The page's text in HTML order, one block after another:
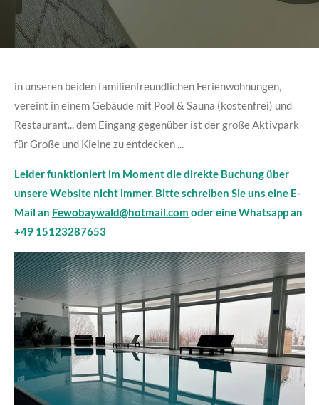
in unseren beiden familienfreundlichen Ferienwohnungen,
vereint in einem Gebäude mit Pool & Sauna (kostenfrei) und
Restaurant... dem Eingang gegenüber ist der große Aktivpark
für Große und Kleine zu entdecken ...
Leider funktioniert im Moment die direkte Buchung über
unsere Website nicht immer. Bitte schreiben Sie uns eine E-
Mail an Fewobaywald@hotmail.com oder eine Whatsapp an
+49 15123287653